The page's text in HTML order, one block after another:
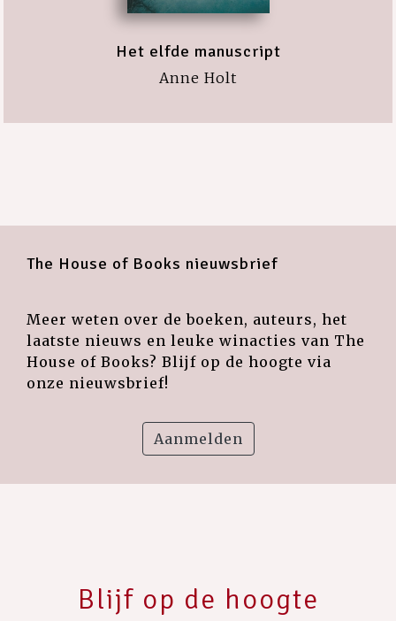
Het elfde manuscript
Anne Holt
The House of Books nieuwsbrief
Meer weten over de boeken, auteurs, het
laatste nieuws en leuke winacties van The
House of Books? Blijf op de hoogte via
onze nieuwsbrief!
Aanmelden
Blijf op de hoogte